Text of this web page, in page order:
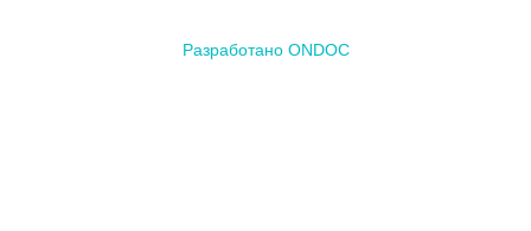
Разработано ONDOC